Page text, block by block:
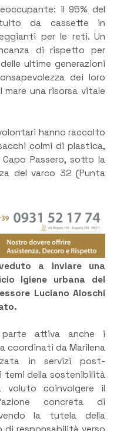
il 95% del
da cassette in
per le reti. Un
di rispetto per
ultime generazioni
dei loro
mare una risorsa vitale
hanno raccolto
colmi di plastica,
Passero, sotto la
del varco 32 (Punta
a inviare una
Igiene urbana del
Luciano Aloschi
attiva anche i
coordinati da Marilena
in servizi post-
temi della sostenibilità
voluto coinvolgere il
concreta di
la tutela della